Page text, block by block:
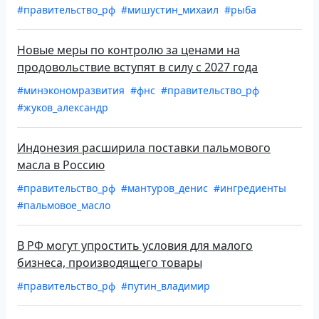
#правительство_рф #мишустин_михаил #рыба
Новые меры по контролю за ценами на
продовольствие вступят в силу с 2027 года
#минэкономразвития #фнс #правительство_рф
#жуков_александр
Индонезия расширила поставки пальмового
масла в Россию
#правительство_рф #мантуров_денис #ингредиенты
#пальмовое_масло
В РФ могут упростить условия для малого
бизнеса, производящего товары
#правительство_рф #путин_владимир